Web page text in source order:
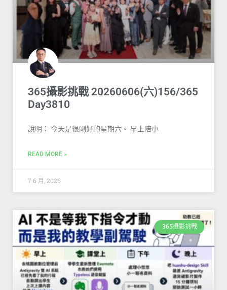
365攝影挑戰 20260606(六)156/365
Day3810
說明： 今天是很剛好的星期六。 早上陪小
READ MORE »
7 6 月, 2026
365攝影挑戰